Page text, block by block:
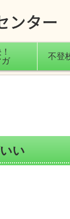
不登
い